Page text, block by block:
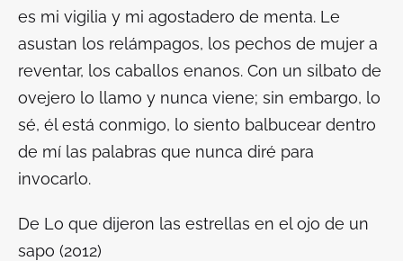
es mi vigilia y mi agostadero de menta. Le
asustan los relámpagos, los pechos de mujer a
reventar, los caballos enanos. Con un silbato de
ovejero lo llamo y nunca viene; sin embargo, lo
sé, él está conmigo, lo siento balbucear dentro
de mí las palabras que nunca diré para
invocarlo.
De Lo que dijeron las estrellas en el ojo de un
sapo (2012)